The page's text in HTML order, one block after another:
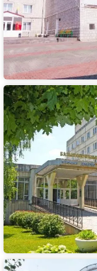
Санаторий
Альянс
Санаторий